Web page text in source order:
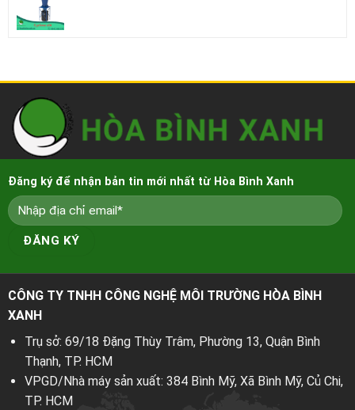
Đăng ký để nhận bản tin mới nhất từ Hòa Bình Xanh
CÔNG TY TNHH CÔNG NGHỆ MÔI TRƯỜNG HÒA BÌNH
XANH
Trụ sở: 69/18 Đặng Thùy Trâm, Phường 13, Quận Bình
Thạnh, TP. HCM
VPGD/Nhà máy sản xuất: 384 Bình Mỹ, Xã Bình Mỹ, Củ Chi,
TP. HCM